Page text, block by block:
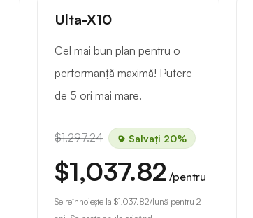
Ulta-X10
Cel mai bun plan pentru o
performanță maximă! Putere
de 5 ori mai mare.
$1,297.24 Salvați 20%
$1,037.82 /pentru
Se reînnoiește la $1,037.82/lună pentru 2